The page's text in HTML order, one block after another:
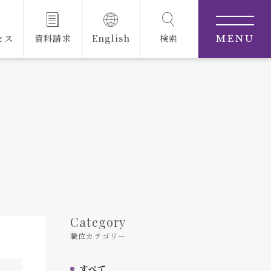
ス 資料請求 English 検索 MENU
Category
職位カテゴリー
すべて